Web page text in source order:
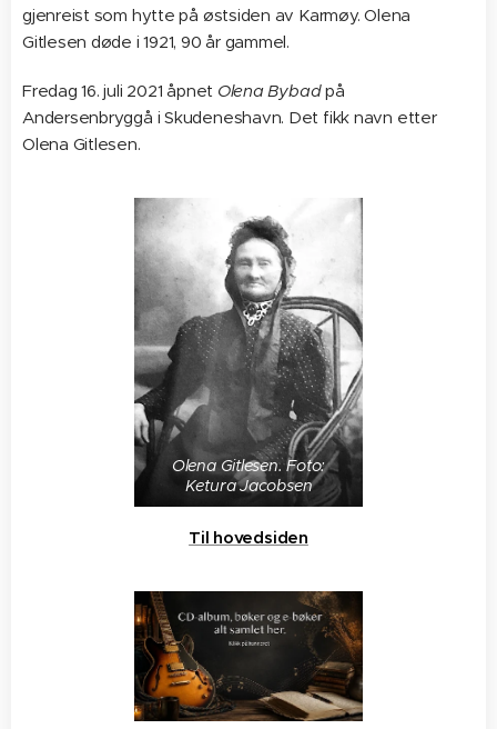
gjenreist som hytte på østsiden av Karmøy. Olena
Gitlesen døde i 1921, 90 år gammel.
Fredag 16. juli 2021 åpnet Olena Bybadpå
Andersenbryggå i Skudeneshavn. Det fikk navn etter
Olena Gitlesen.
Olena Gitlesen. Foto:
Ketura Jacobsen
Til hovedsiden